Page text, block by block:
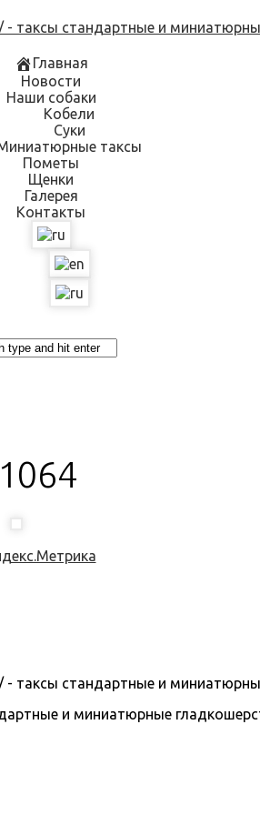
Skip
to
content
Главная
Новости
Наши собаки
Кобели
Суки
таксы
Пометы
Щенки
Галерея
Контакты
и миниатюрные